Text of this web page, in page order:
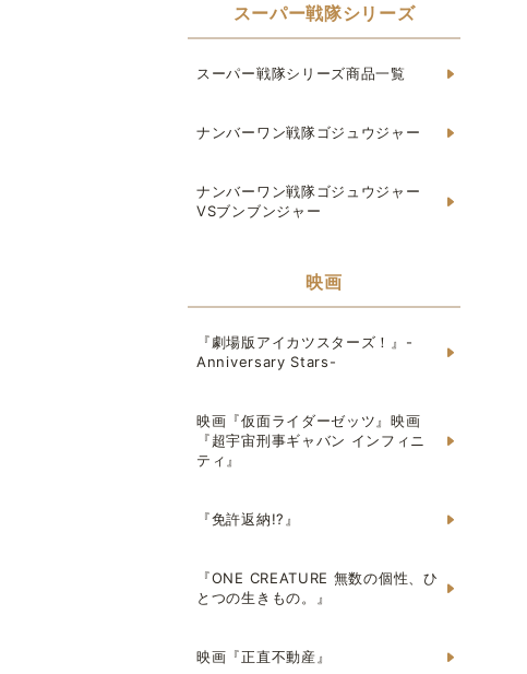
スーパー戦隊シリーズ
スーパー戦隊シリーズ商品一覧
ナンバーワン戦隊ゴジュウジャー
ナンバーワン戦隊ゴジュウジャー
VSブンブンジャー
映画
『劇場版アイカツスターズ！』-
Anniversary Stars-
映画『仮面ライダーゼッツ』映画
『超宇宙刑事ギャバン インフィニ
ティ』
『免許返納!?』
『ONE CREATURE 無数の個性、ひ
とつの生きもの。』
映画『正直不動産』